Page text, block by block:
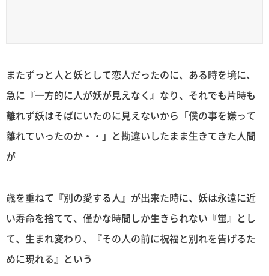
またずっと人と妖として恋人だったのに、ある時を境に、
急に『一方的に人が妖が見えなく』なり、それでも片時も
離れず妖はそばにいたのに見えないから「僕の事を嫌って
離れていったのか・・」と勘違いしたまま生きてきた人間
が
歳を重ねて『別の愛する人』が出来た時に、妖は永遠に近
い寿命を捨てて、僅かな時間しか生きられない『蛍』とし
て、生まれ変わり、『その人の前に祝福と別れを告げるた
めに現れる』という